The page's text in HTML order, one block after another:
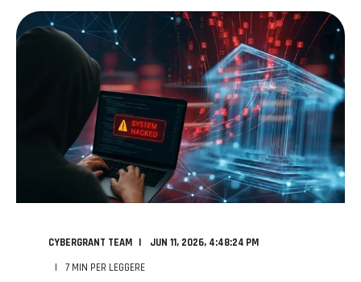
CYBERGRANT TEAM
JUN 11, 2026, 4:48:24 PM
7 MIN PER LEGGERE